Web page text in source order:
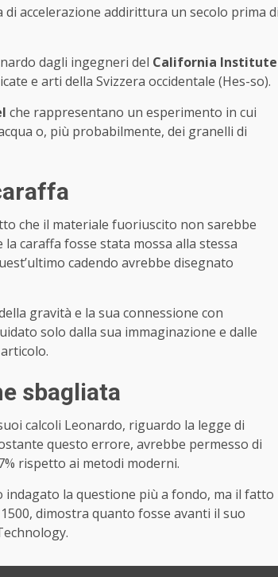
accelerazione addirittura un secolo prima
dagli ingegneri del California Institute
e arti della Svizzera occidentale (Hes-so).
che rappresentano un esperimento in cui
o, più probabilmente, dei granelli di
che il materiale fuoriuscito non sarebbe
caraffa fosse stata mossa alla stessa
cadendo avrebbe disegnato
gravità e la sua connessione con
solo dalla sua immaginazione e dalle
sbagliata
calcoli Leonardo, riguardo la legge di
questo errore, avrebbe permesso di
rispetto ai metodi moderni.
la questione più a fondo, ma il fatto
dimostra quanto fosse avanti il suo